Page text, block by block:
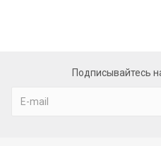
Подписывайтесь